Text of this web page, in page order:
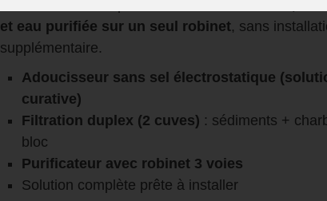
eau chaude,
et eau purifiée sur un seul robinet, sans
supplémentaire.
Adoucisseur sans sel électrostatique
curative)
Filtration duplex (2 cuves) : sédiments +
bloc
Purificateur avec robinet 3 voies
Solution complète prête à installer